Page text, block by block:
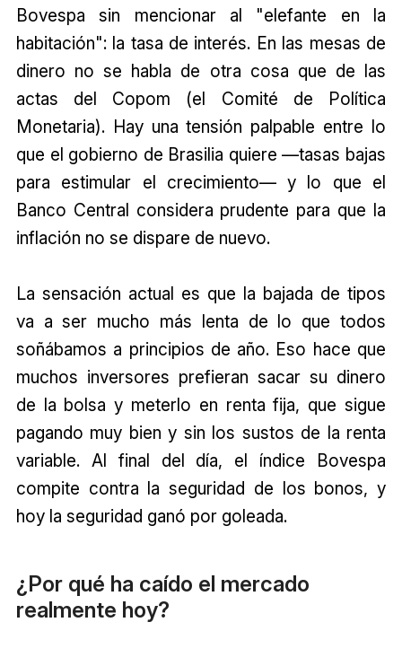
Bovespa sin mencionar al "elefante en la
habitación": la tasa de interés. En las mesas de
dinero no se habla de otra cosa que de las
actas del Copom (el Comité de Política
Monetaria). Hay una tensión palpable entre lo
que el gobierno de Brasilia quiere —tasas bajas
para estimular el crecimiento— y lo que el
Banco Central considera prudente para que la
inflación no se dispare de nuevo.
La sensación actual es que la bajada de tipos
va a ser mucho más lenta de lo que todos
soñábamos a principios de año. Eso hace que
muchos inversores prefieran sacar su dinero
de la bolsa y meterlo en renta fija, que sigue
pagando muy bien y sin los sustos de la renta
variable. Al final del día, el índice Bovespa
compite contra la seguridad de los bonos, y
hoy la seguridad ganó por goleada.
¿Por qué ha caído el mercado
realmente hoy?